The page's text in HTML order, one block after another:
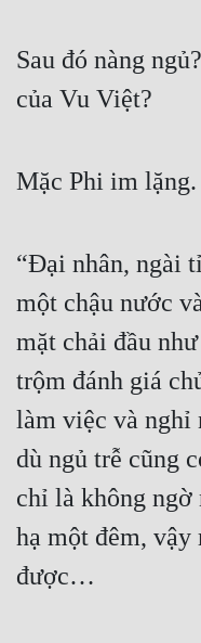
Dã Sử
Dị Giới
Gia Đấu
Góc Nhìn Nữ
Huyền Huyễn
Huyền Nghi
Huyền Ảo
Hệ Thống
Học Đường
Khoa Huyễn
Sau đó nàng
của Vu Việt?
Mặc Phi im lặng.
“Đại nhân, ngài
một chậu nước
mặt chải đầu
trộm đánh giá
làm việc và nghỉ
dù ngủ trễ cũng
chỉ là không ngờ
hạ một đêm, vậy
được…